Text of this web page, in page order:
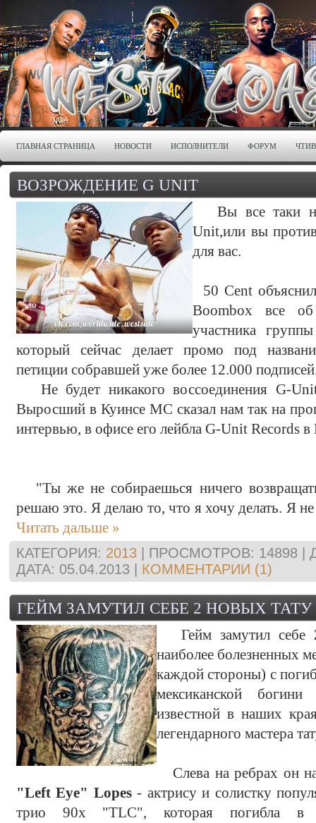
ГЛАВНАЯ СТРАНИЦА НОВОСТИ ИСПОЛНИТЕЛИ ФОРУМ
ВОЗРОЖДЕНИЕ G UNIT
Вы все таки
Unit,или вы против
для вас.
50 Cent
Boombox все
участника
который сейчас делает промо под
петиции собравшей уже более 12.000
Не будет никакого воссоединения G-
Выросший в Куинсе MC сказал нам так на
интервью, в офисе его лейбла G-Unit Records
"Ты же не собираешься ничего
решаю это. Я делаю то, что я хочу делать. Я
Читать дальше »
КАТЕГОРИЯ: 2013 | ПРОСМОТРОВ: 14898 |
ДАТА: 05.04.2013 КОММЕНТАРИИ (1)
ГЕЙМ ЗАМУТИЛ СЕБЕ 2 НОВЫХ ТАТУ
Гейм замутил себе
наиболее болезненных
каждой стороны) с
мексиканской
известной в наших
легендарного мастера
Слева на ребрах он
"Left Eye" Lopes- актрису и солистку
трио 90х "TLC", которая погибла в